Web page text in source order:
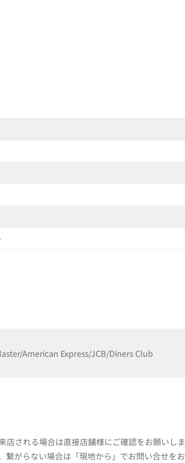
American Express/JCB/Diners Club
店される場合は直接店舗様にご確認をお願いしま
繋がらない場合は「現地から」でお問い合せをお